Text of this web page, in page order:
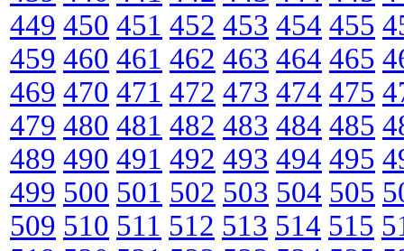
449 450 451 452 453 454 455
459 460 461 462 463 464 465
469 470 471 472 473 474 475
479 480 481 482 483 484 485
489 490 491 492 493 494 495
499 500 501 502 503 504 505
509 510 511 512 513 514 515